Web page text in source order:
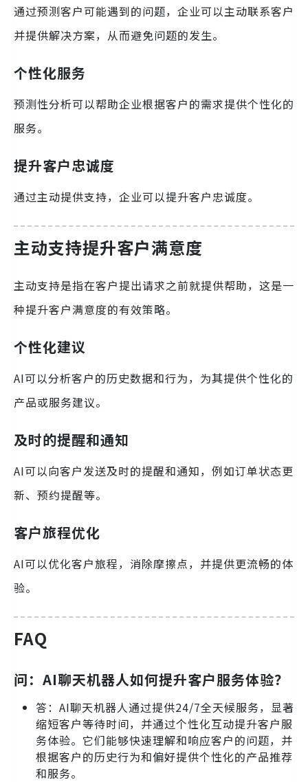
通过预测客户可能遇到的问题，企业可以主动联系客户
并提供解决方案，从而避免问题的发生。
个性化服务
预测性分析可以帮助企业根据客户的需求提供个性化的
服务。
提升客户忠诚度
通过主动提供支持，企业可以提升客户忠诚度。
主动支持提升客户满意度
主动支持是指在客户提出请求之前就提供帮助，这是一
种提升客户满意度的有效策略。
个性化建议
AI可以分析客户的历史数据和行为，为其提供个性化的
产品或服务建议。
及时的提醒和通知
AI可以向客户发送及时的提醒和通知，例如订单状态更
新、预约提醒等。
客户旅程优化
AI可以优化客户旅程，消除摩擦点，并提供更流畅的体
验。
FAQ
问：AI聊天机器人如何提升客户服务体验？
答：AI聊天机器人通过提供24/7全天候服务，显著
缩短客户等待时间，并通过个性化互动提升客户服
务体验。它们能够快速理解和响应客户的问题，并
根据客户的历史行为和偏好提供个性化的产品推荐
和服务。